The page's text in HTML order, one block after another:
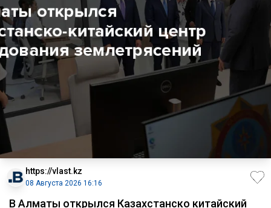
https://vlast.kz
08 Августа 2026 16:16
В Алматы открылся Казахстанско китайский